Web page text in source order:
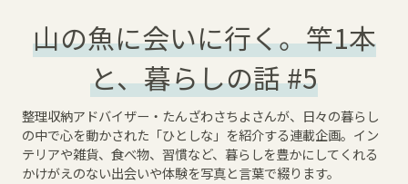
山の魚に会いに行く。竿1本
と、暮らしの話 #5
整理収納アドバイザー・たんざわさちよさんが、日々の暮らし
の中で心を動かされた「ひとしな」を紹介する連載企画。イン
テリアや雑貨、食べ物、習慣など、暮らしを豊かにしてくれる
かけがえのない出会いや体験を写真と言葉で綴ります。